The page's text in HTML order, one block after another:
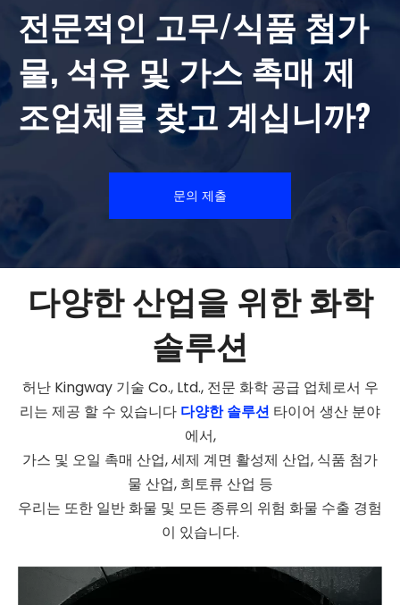
전문적인 고무/식품 첨가
물, 석유 및 가스 촉매 제
조업체를 찾고 계십니까?
문의 제출
다양한 산업을 위한 화학
솔루션
허난 Kingway 기술 Co., Ltd., 전문 화학 공급 업체로서 우
리는 제공 할 수 있습니다 다양한 솔루션 타이어 생산 분야
에서,
가스 및 오일 촉매 산업, 세제 계면 활성제 산업, 식품 첨가
물 산업, 희토류 산업 등
우리는 또한 일반 화물 및 모든 종류의 위험 화물 수출 경험
이 있습니다.